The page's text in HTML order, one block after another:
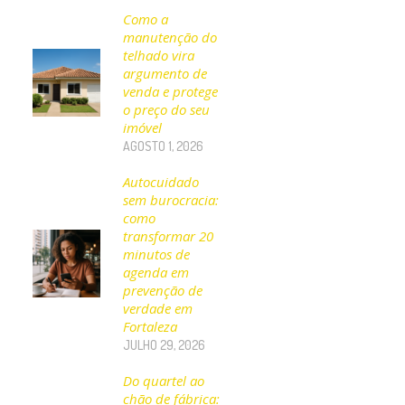
Como a
manutenção do
telhado vira
argumento de
venda e protege
o preço do seu
imóvel
AGOSTO 1, 2026
Autocuidado
sem burocracia:
como
transformar 20
minutos de
agenda em
prevenção de
verdade em
Fortaleza
JULHO 29, 2026
Do quartel ao
chão de fábrica: